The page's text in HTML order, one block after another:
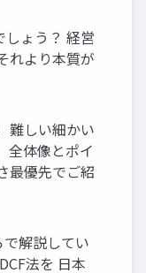
しょう？ 経営
れより本質が
難しい細かい
全体像とポイ
最優先でご紹
解説してい
法を 日本